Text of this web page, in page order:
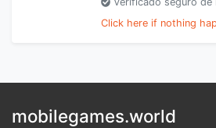
Click here if nothing
mobilegames.world